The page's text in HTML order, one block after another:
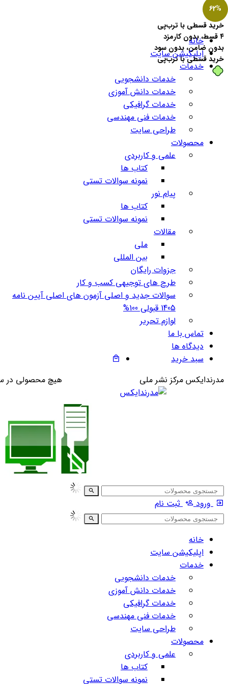
خرید قسطی با ترب‌پی
۴ قسط، بدون کارمزد
بدون ضامن، بدون سود
خرید قسطی با ترب‌پی
خانه
اپلیکیشن سایت
خدمات
خدمات دانشجویی
خدمات دانش آموزی
خدمات گرافیکی
خدمات فنی مهندسی
طراحی سایت
محصولات
علمی و کاربردی
کتاب ها
نمونه سوالات تستی
پیام نور
کتاب ها
نمونه سوالات تستی
مقالات
ملی
بین المللی
جزوات رایگان
طرح های توجیهی کسب و کار
سوالات جدید و اصلی آزمون های اصلی آیین نامه
1405 قبولی 100%
لوازم تحریر
تماس با ما
دیدگاه ها
هیچ محصولی در
سبد خرید
مدرندایکس مرکز نشر ملی
ورود ثبت نام
خانه
اپلیکیشن سایت
خدمات
خدمات دانشجویی
خدمات دانش آموزی
خدمات گرافیکی
خدمات فنی مهندسی
طراحی سایت
محصولات
علمی و کاربردی
کتاب ها
نمونه سوالات تستی
62%